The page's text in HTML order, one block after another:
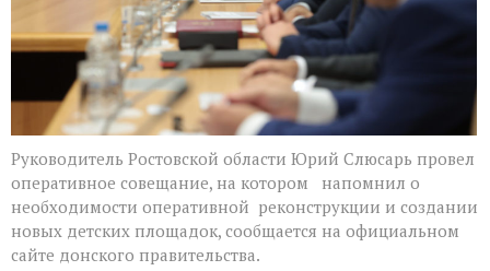
Руководитель Ростовской области Юрий Слюсарь провел
оперативное совещание, на котором напомнил о
необходимости оперативной реконструкции и создании
новых детских площадок, сообщается на официальном
сайте донского правительства.